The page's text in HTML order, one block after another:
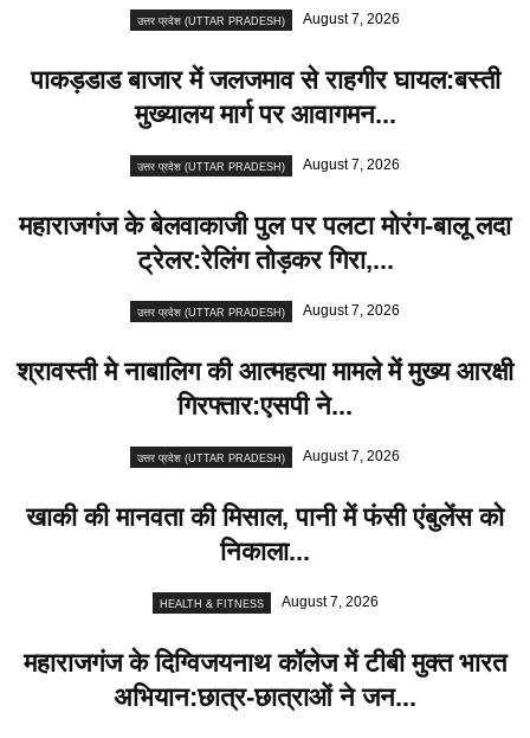
उत्तर प्रदेश (UTTAR PRADESH) August 7, 2026
पाकड़डाड बाजार में जलजमाव से राहगीर घायल:बस्ती
मुख्यालय मार्ग पर आवागमन...
उत्तर प्रदेश (UTTAR PRADESH) August 7, 2026
महाराजगंज के बेलवाकाजी पुल पर पलटा मोरंग-बालू लदा
ट्रेलर:रेलिंग तोड़कर गिरा,...
उत्तर प्रदेश (UTTAR PRADESH) August 7, 2026
श्रावस्ती मे नाबालिग की आत्महत्या मामले में मुख्य आरक्षी
गिरफ्तार:एसपी ने...
उत्तर प्रदेश (UTTAR PRADESH) August 7, 2026
खाकी की मानवता की मिसाल, पानी में फंसी एंबुलेंस को
निकाला...
HEALTH & FITNESS August 7, 2026
महाराजगंज के दिग्विजयनाथ कॉलेज में टीबी मुक्त भारत
अभियान:छात्र-छात्राओं ने जन...